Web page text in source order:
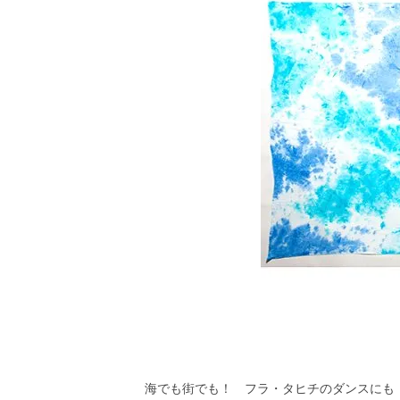
海でも街でも！ フラ・タヒチのダンスにも